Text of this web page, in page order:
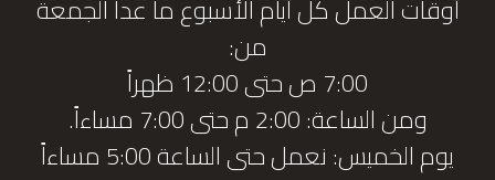
أوقات العمل كل أيام الأسبوع ما عدا الجمعة
من:
7:00 ص حتى 12:00 ظهراً
ومن الساعة: 2:00 م حتى 7:00 مساءاً.
يوم الخميس: نعمل حتى الساعة 5:00 مساءاً